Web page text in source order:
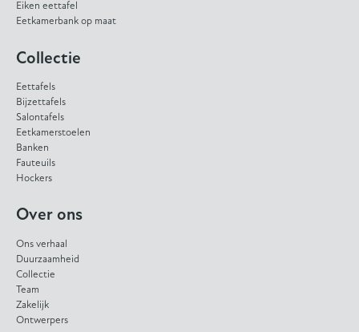
Eiken eettafel
Eetkamerbank op maat
Collectie
Eettafels
Bijzettafels
Salontafels
Eetkamerstoelen
Banken
Fauteuils
Hockers
Over ons
Ons verhaal
Duurzaamheid
Collectie
Team
Zakelijk
Ontwerpers